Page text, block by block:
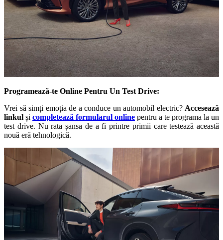
Programează-te Online Pentru Un Test Drive:
Vrei să simți emoția de a conduce un automobil electric? Accesează
linkul și completează formularul online pentru a te programa la un
test drive. Nu rata șansa de a fi printre primii care testează această
nouă eră tehnologică.